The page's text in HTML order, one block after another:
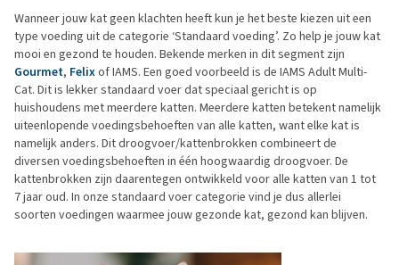
Wanneer jouw kat geen klachten heeft kun je het beste kiezen uit een
type voeding uit de categorie ‘Standaard voeding’. Zo help je jouw kat
mooi en gezond te houden. Bekende merken in dit segment zijn
Gourmet, Felixof IAMS. Een goed voorbeeld is de IAMS Adult Multi-
Cat. Dit is lekker standaard voer dat speciaal gericht is op
huishoudens met meerdere katten. Meerdere katten betekent namelijk
uiteenlopende voedingsbehoeften van alle katten, want elke kat is
namelijk anders. Dit droogvoer/kattenbrokken combineert de
diversen voedingsbehoeften in één hoogwaardig droogvoer. De
kattenbrokken zijn daarentegen ontwikkeld voor alle katten van 1 tot
7 jaar oud. In onze standaard voer categorie vind je dus allerlei
soorten voedingen waarmee jouw gezonde kat, gezond kan blijven.